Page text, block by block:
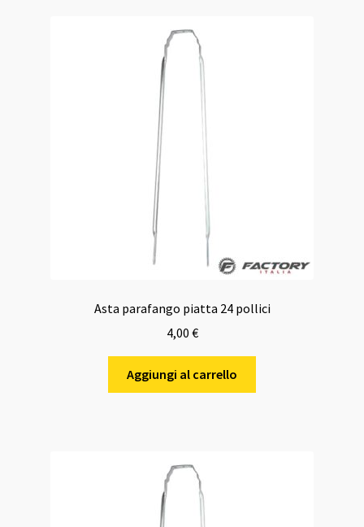
Asta parafango piatta 24 pollici
4,00 €
Aggiungi al carrello